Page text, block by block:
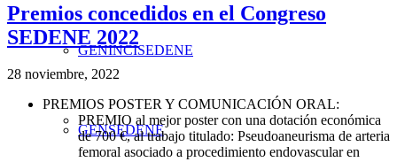
GENINCISEDENE
GENSEDENE
Premios concedidos en el Congreso
SEDENE 2022
28 noviembre, 2022
PREMIOS POSTER Y COMUNICACIÓN ORAL:
PREMIO al mejor poster con una dotación económica
de 700 €, al trabajo titulado: Pseudoaneurisma de arteria
femoral asociado a procedimiento endovascular en